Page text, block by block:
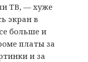
ТВ, — хуже
экран в
больше и
платы за
и за